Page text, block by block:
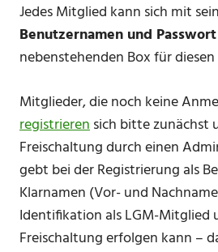
Jedes Mitglied kann sich mit
Benutzernamen und Passwort
nebenstehenden Box für
Mitglieder, die noch keine
registrierensich bitte zunächst
Freischaltung durch einen
gebt bei der Registrierung als
Klarnamen (Vor- und
Identifikation als LGM-Mitglied
Freischaltung erfolgen kann –